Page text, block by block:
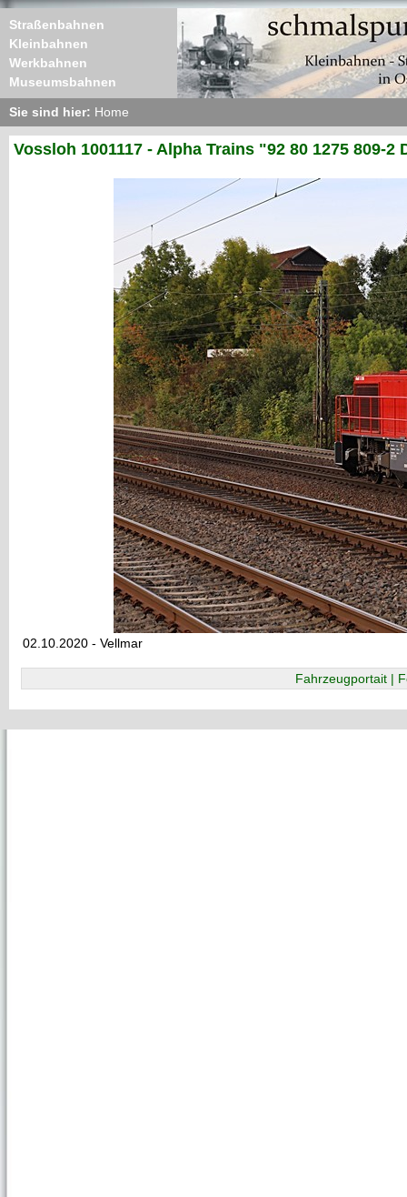
Straßenbahnen
Kleinbahnen
Werkbahnen
Museumsbahnen
Sie sind hier: Home
Vossloh 1001117 - Alpha Trains "92 80 1275 809-2
02.10.2020 - Vellmar
Fahrzeugportait |